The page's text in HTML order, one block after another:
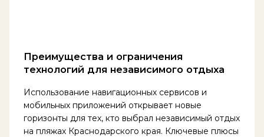
Преимущества и ограничения
технологий для независимого отдыха
Использование навигационных сервисов и
мобильных приложений открывает новые
горизонты для тех, кто выбрал независимый отдых
на пляжах Краснодарского края. Ключевые плюсы